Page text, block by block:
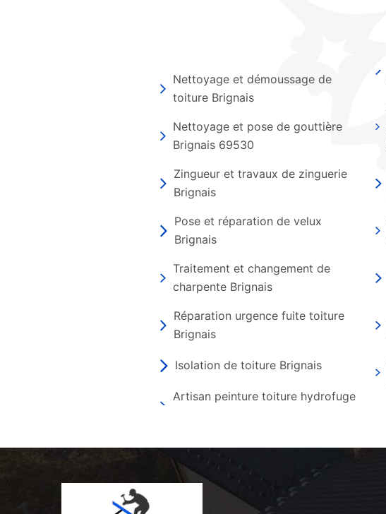
Nettoyage et démoussage de
toiture Brignais
Nettoyage et pose de gouttière
Brignais 69530
Zingueur et travaux de zinguerie
Brignais
Pose et réparation de velux
Brignais
Traitement et changement de
charpente Brignais
Réparation urgence fuite toiture
Brignais
Isolation de toiture Brignais
Artisan peinture toiture hydrofuge